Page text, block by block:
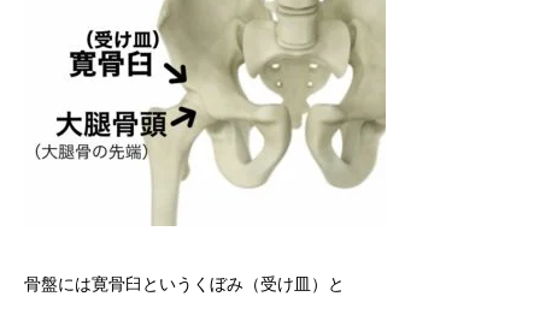
骨盤には寛骨臼というくぼみ（受け皿）と